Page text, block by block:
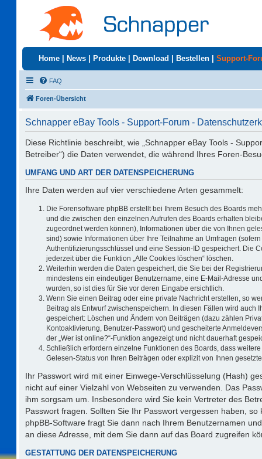
Home News Produkte Download Bestellen Support-
FAQ
Foren-Übersicht
Schnapper eBay Tools - Support-Forum -
Diese Richtlinie beschreibt, wie „Schnapper eBay Tools -
Betreiber“) die Daten verwendet, die während Ihres Foren-
UMFANG UND ART DER DATENSPEICHERUNG
Ihre Daten werden auf vier verschiedene Arten gesammelt:
Die Forensoftware phpBB erstellt bei Ihrem Besuch des Boards
und die zwischen den einzelnen Aufrufen des Boards erhalten
zugeordnet werden können), Informationen über die von Ihnen
sind) sowie Informationen über Ihre Teilnahme an Umfragen
Authentifizierungsschlüssel und eine Session-ID gespeichert. Die
jederzeit über die Funktion „Alle Cookies löschen“ löschen.
Weiterhin werden die Daten gespeichert, die Sie bei der
mindestens ein eindeutiger Benutzername, eine E-Mail-Adresse
wurden, so ist dies für Sie vor deren Eingabe ersichtlich.
Wenn Sie einen Beitrag oder eine private Nachricht erstellen, so
Beitrag als Entwurf zwischenspeichern. In diesen Fällen wird
gespeichert: Löschen und Ändern von Beiträgen (dazu zählen
Kontoaktivierung, Benutzer-Passwort) und gescheiterte
der „Wer ist online?“-Funktion angezeigt und nicht dauerhaft
Schließlich erfordern einzelne Funktionen des Boards, dass
Gelesen-Status von Ihren Beiträgen oder explizit von Ihnen
Ihr Passwort wird mit einer Einwege-Verschlüsselung (Hash)
nicht auf einer Vielzahl von Webseiten zu verwenden. Das
ihm sorgsam um. Insbesondere wird Sie kein Vertreter des
Passwort fragen. Sollten Sie Ihr Passwort vergessen haben,
phpBB-Software fragt Sie dann nach Ihrem Benutzernamen
an diese Adresse, mit dem Sie dann auf das Board zugreifen
GESTATTUNG DER DATENSPEICHERUNG